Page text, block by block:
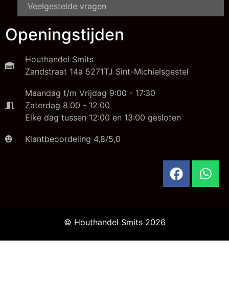
Veelgestelde vragen
Openingstijden
Houthandel Smits
Zandstraat 14a 5271TJ Sint-Michielsgestel
Maandag t/m Vrijdag 9:00 - 17:30
Zaterdag 8:00 - 12:00
Elke dag tussen 12:00 en 13:00 gesloten
Klantbeoordeling 4,8/5,0
© Houthandel Smits 2026